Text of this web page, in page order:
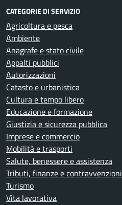
CATEGORIE DI SERVIZIO
Agricoltura e pesca
Ambiente
Anagrafe e stato civile
Appalti pubblici
Autorizzazioni
Catasto e urbanistica
Cultura e tempo libero
Educazione e formazione
Giustizia e sicurezza pubblica
Imprese e commercio
Mobilità e trasporti
Salute, benessere e assistenza
Tributi, finanze e contravvenzioni
Turismo
Vita lavorativa